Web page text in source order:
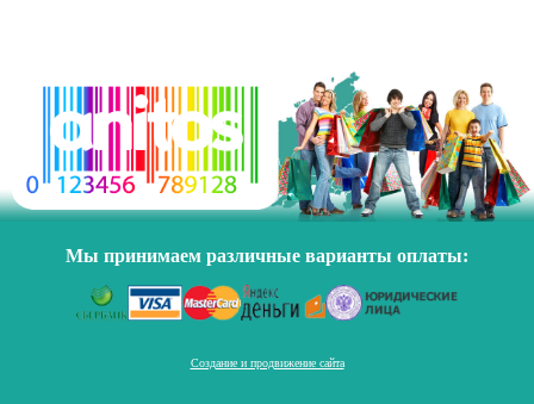
Мы принимаем различные варианты оплаты:
Создание и продвижение сайта